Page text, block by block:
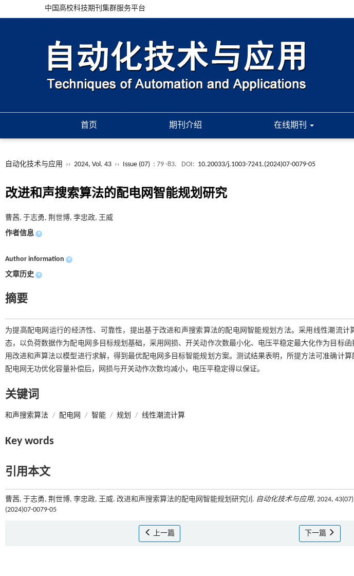
中国高校科技期刊集群服务平台
首页 期刊介绍 在线期刊
自动化技术与应用 ›› 2024, Vol. 43 ›› Issue (07) : 79 -83. DOI: 10.20033/j.1003-7241.(2024)07-0079-05
改进和声搜索算法的配电网智能规划研究
曹茜, 于志勇, 荆世博, 李忠政, 王威
作者信息 +
Author information +
文章历史 +
摘要
为提高配电网运行的经济性、可靠性，提出基于改进和声搜索算法的配电网智能规划方法。采用线性潮流
态，以负荷数据作为配电网多目标规划基础，采用网损、开关动作次数最小化、电压平稳定最大化作为目标
用改进和声算法以模型进行求解，得到最优配电网多目标智能规划方案。测试结果表明，所提方法可准确计算
配电网无功优化容量补偿后，网损与开关动作次数均减小，电压平稳定得以保证。
关键词
和声搜索算法 / 配电网 / 智能 / 规划 / 线性潮流计算
Key words
引用本文
曹茜, 于志勇, 荆世博, 李忠政, 王威. 改进和声搜索算法的配电网智能规划研究[J]. 自动化技术与应用, 2024,
(2024)07-0079-05
上一篇 下一篇